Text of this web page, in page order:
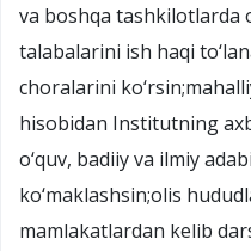
va boshqa tashkilotlarda
talabalarini ish haqi
choralarini
hisobidan Institutning
o‘quv, badiiy va ilmiy
ko‘maklashsin;olis
mamlakatlardan kelib